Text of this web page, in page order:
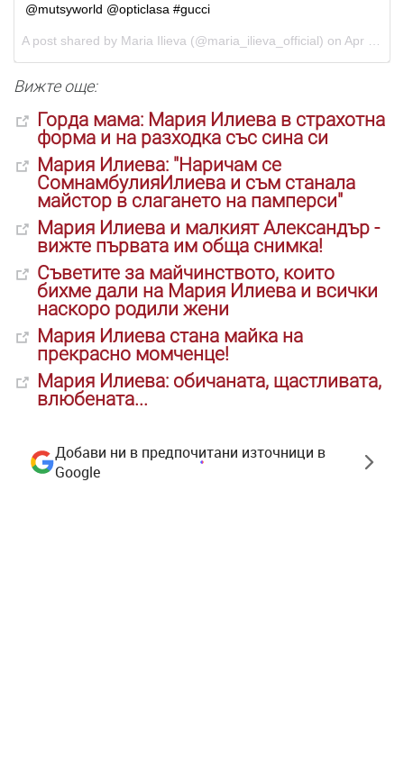
@mutsyworld @opticlasa #gucci
A post shared by Maria Ilieva (@maria_ilieva_official) on Apr 5, 2018 at 2:34pm PDT
Вижте още:
Горда мама: Мария Илиева в страхотна
форма и на разходка със сина си
Мария Илиева: "Наричам се
СомнамбулияИлиева и съм станала
майстор в слагането на памперси"
Мария Илиева и малкият Александър -
вижте първата им обща снимка!
Съветите за майчинството, които
бихме дали на Мария Илиева и всички
наскоро родили жени
Мария Илиева стана майка на
прекрасно момченце!
Мария Илиева: обичаната, щастливата,
влюбената...
Добави ни в предпочитани източници в
Google